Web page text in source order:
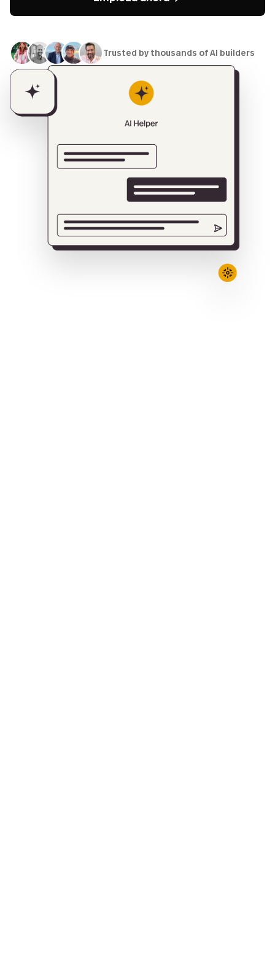
Trusted by thousands of AI builders